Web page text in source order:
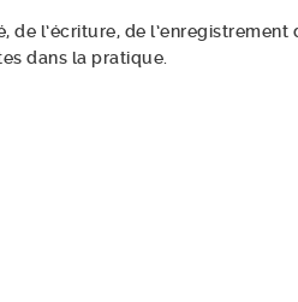
de l’écriture, de
dans la pratique.